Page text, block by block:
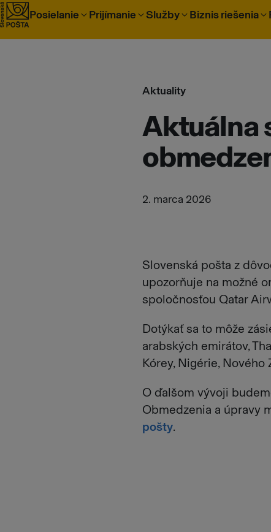
Prejsť na obsah
Posielanie Prijímanie Služby Biznis riešenia
Aktuality
Aktuálna
2. marca 2026
Slovenská pošta z
upozorňuje na možné
spoločnosťou Qatar
Dotýkať sa to môže
arabských emirátov,
Kórey, Nigérie, Nového
O ďalšom vývoji
Obmedzenia a úpravy
pošty.